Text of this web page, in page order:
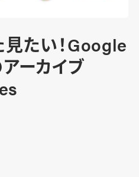
たい！Google
ーカイブ